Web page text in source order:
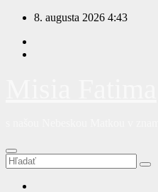
Prejsť
obsah
8. augusta 2026 4:43